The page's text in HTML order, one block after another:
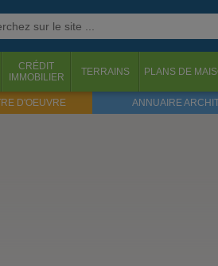
CRÉDIT
IMMOBILIER
TERRAINS PLANS DE
D'OEUVRE ANNUAIRE